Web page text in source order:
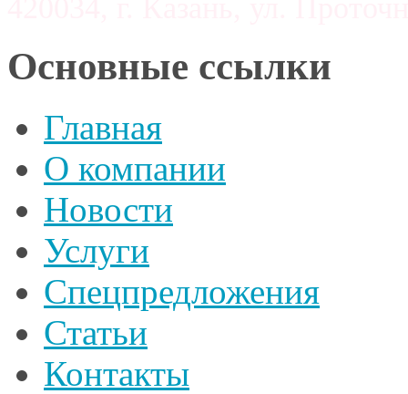
Основные ссылки
Главная
О компании
Новости
Услуги
Спецпредложения
Статьи
Контакты